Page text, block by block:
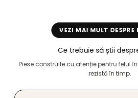
VEZI MAI MULT DESPRE
Ce trebuie să știi
Piese construite cu atenție pentru felul
rezistă în timp.